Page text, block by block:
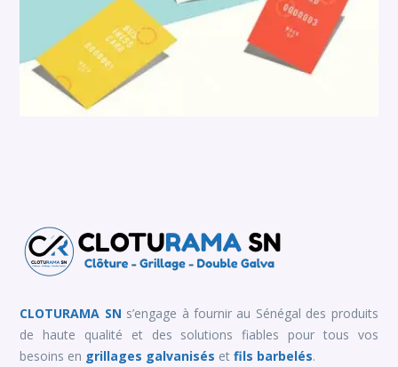
CLOTURAMA SN s’engage à fournir au Sénégal des produits
de haute qualité et des solutions fiables pour tous vos
besoins en grillages galvanisés etfils barbelés.